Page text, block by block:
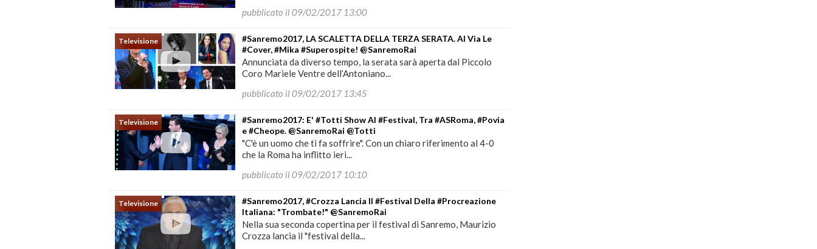
pubblicato il 09/02/2017 13:00
Televisione
#Sanremo2017, LA SCALETTA DELLA TERZA SERATA. Al Via Le
#Cover, #Mika #Superospite! @SanremoRai
Annunciata da diverso tempo, la serata sarà aperta dal Piccolo
Coro Mariele Ventre dell’Antoniano...
pubblicato il 09/02/2017 13:45
Televisione
#Sanremo2017: E' #Totti Show Al #Festival, Tra #ASRoma, #Povia
e #Cheope. @SanremoRai @Totti
"C'è un uomo che ti fa soffrire". Con un chiaro riferimento al 4-0
che la Roma ha inflitto ieri...
pubblicato il 09/02/2017 10:10
Televisione
#Sanremo2017, #Crozza Lancia Il #Festival Della #Procreazione
Italiana: "Trombate!" @SanremoRai
Nella sua seconda copertina per il festival di Sanremo, Maurizio
Crozza lancia il "festival della...